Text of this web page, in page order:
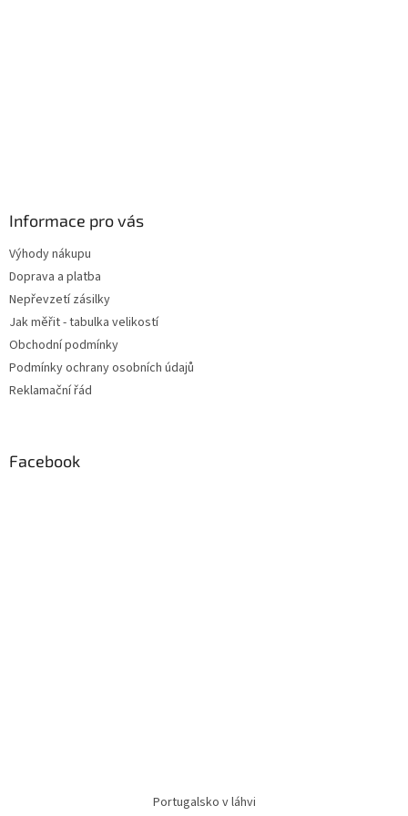
Informace pro vás
Výhody nákupu
Doprava a platba
Nepřevzetí zásilky
Jak měřit - tabulka velikostí
Obchodní podmínky
Podmínky ochrany osobních údajů
Reklamační řád
Facebook
Portugalsko v láhvi